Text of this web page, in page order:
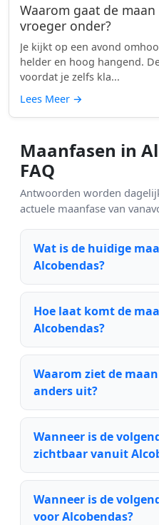
Waarom gaat de
vroeger onder?
Je kijkt op een avond
helder en hoog hangend.
voordat je zelfs kla...
Lees Meer →
Maanfasen in
FAQ
Antwoorden worden
actuele maanfase van
Wat is de huidige
Alcobendas?
Hoe laat komt de
Alcobendas?
Waarom ziet de
anders uit?
Wanneer is de
zichtbaar vanuit
Wanneer is de
voor Alcobendas?